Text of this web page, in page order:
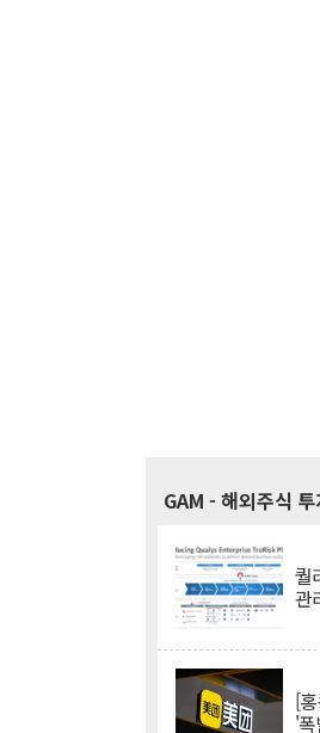
GAM - 해외주식 투
퀄
관
[
'